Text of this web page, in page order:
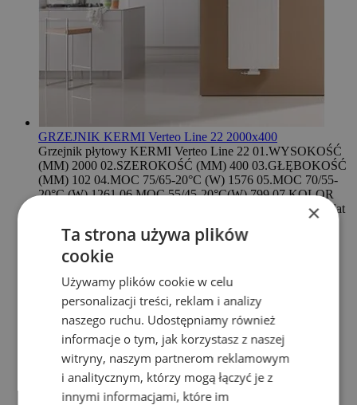
GRZEJNIK KERMI Verteo Line 22 2000x400
Grzejnik płytowy KERMI Verteo Line 22 01.WYSOKOŚĆ
(MM) 2000 02.SZEROKOŚĆ (MM) 400 03.GŁĘBOKOŚĆ
(MM) 102 04.MOC 75/65-20°C (W) 1576 05.MOC 70/55-
20°C (W) 1261 06.MOC 55/45-20°C(W) 799 07.KOLOR
biały 08.PODŁĄCZENIE (MM) 50 09.GWARANCJA 5 lat
5 188,44 zł
Dodaj do koszyka
×
Ta strona używa plików
cookie
Używamy plików cookie w celu
personalizacji treści, reklam i analizy
naszego ruchu. Udostępniamy również
informacje o tym, jak korzystasz z naszej
witryny, naszym partnerom reklamowym
i analitycznym, którzy mogą łączyć je z
innymi informacjami, które im